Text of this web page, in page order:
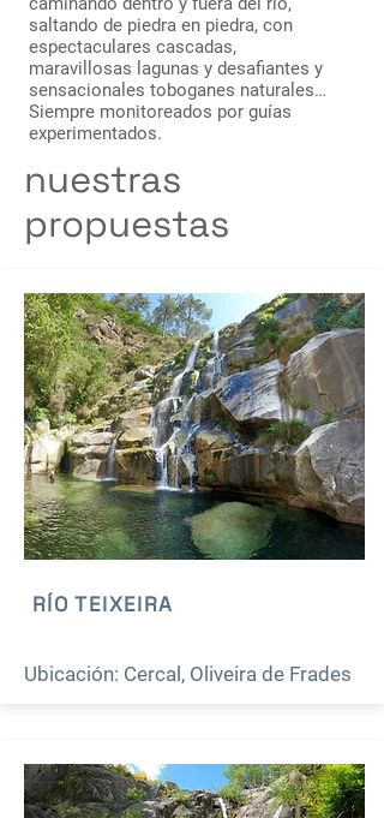
saltando de piedra en piedra, con
espectaculares cascadas,
maravillosas lagunas y desafiantes y
sensacionales toboganes naturales…
Siempre monitoreados por guías
experimentados.
nuestras
propuestas
RÍO TEIXEIRA
Ubicación: Cercal, Oliveira de Frades